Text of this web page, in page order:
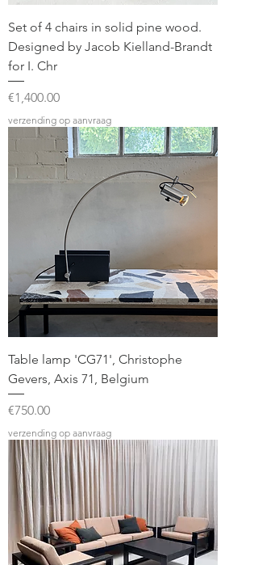
Set of 4 chairs in solid pine wood.
Designed by Jacob Kielland-Brandt
for I. Chr
Price
€1,400.00
verzending op aanvraag
Table lamp 'CG71', Christophe
Gevers, Axis 71, Belgium
Price
€750.00
verzending op aanvraag